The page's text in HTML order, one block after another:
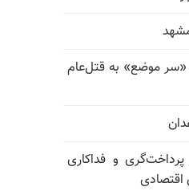
«سر موضع» به قتل‌عام
پرداخت‌گری و فداکاری
اقتصادی